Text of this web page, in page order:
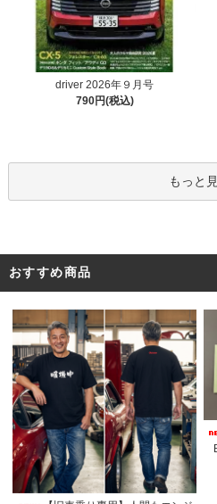
driver 2026年９月号
790円(税込)
もっと
おすすめ商品